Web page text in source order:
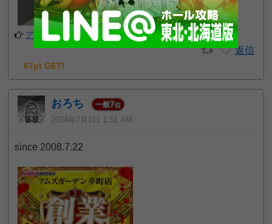
アプリでフォローする
返信
67pt GET!
おろち 一般7位
2024年7月1日 1:51 AM
since 2008.7.22